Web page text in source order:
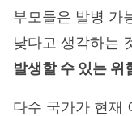
부모들은 발병 가
낮다고 생각하는
발생할 수 있는 위
다수 국가가 현재